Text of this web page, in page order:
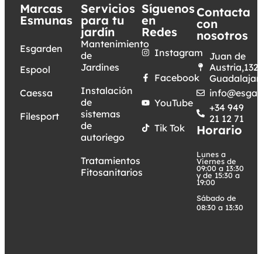
Marcas
Esmunas
Esgarden
Espool
Caessa
Filesport
Servicios
para tu
jardín
Mantenimiento
de
Jardines
Instalación
de
sistemas
de
autoriego
Tratamientos
Fitosanitarios
Síguenos
en
Redes
Instagram
Facebook
YouTube
Tik Tok
Contacta
con
nosotros
Juan de
Austria,132.
+34 949
21 12 71
Horario
Lunes a
Viernes de
09:00 a 13:30
y de 15:30 a
19:00
Sábado de
08:30 a 13:30